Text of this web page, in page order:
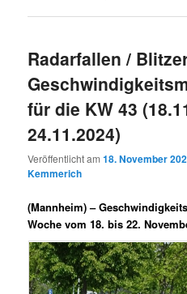
Radarfallen /
für die KW 43
24.11.2024)
Veröffentlicht am18. November
Kemmerich
(Mannheim) –
Woche vom 18. bis 22.